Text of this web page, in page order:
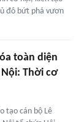
đô bứt phá vươn
toàn diện
Thời cơ
tạo cán bộ Lê